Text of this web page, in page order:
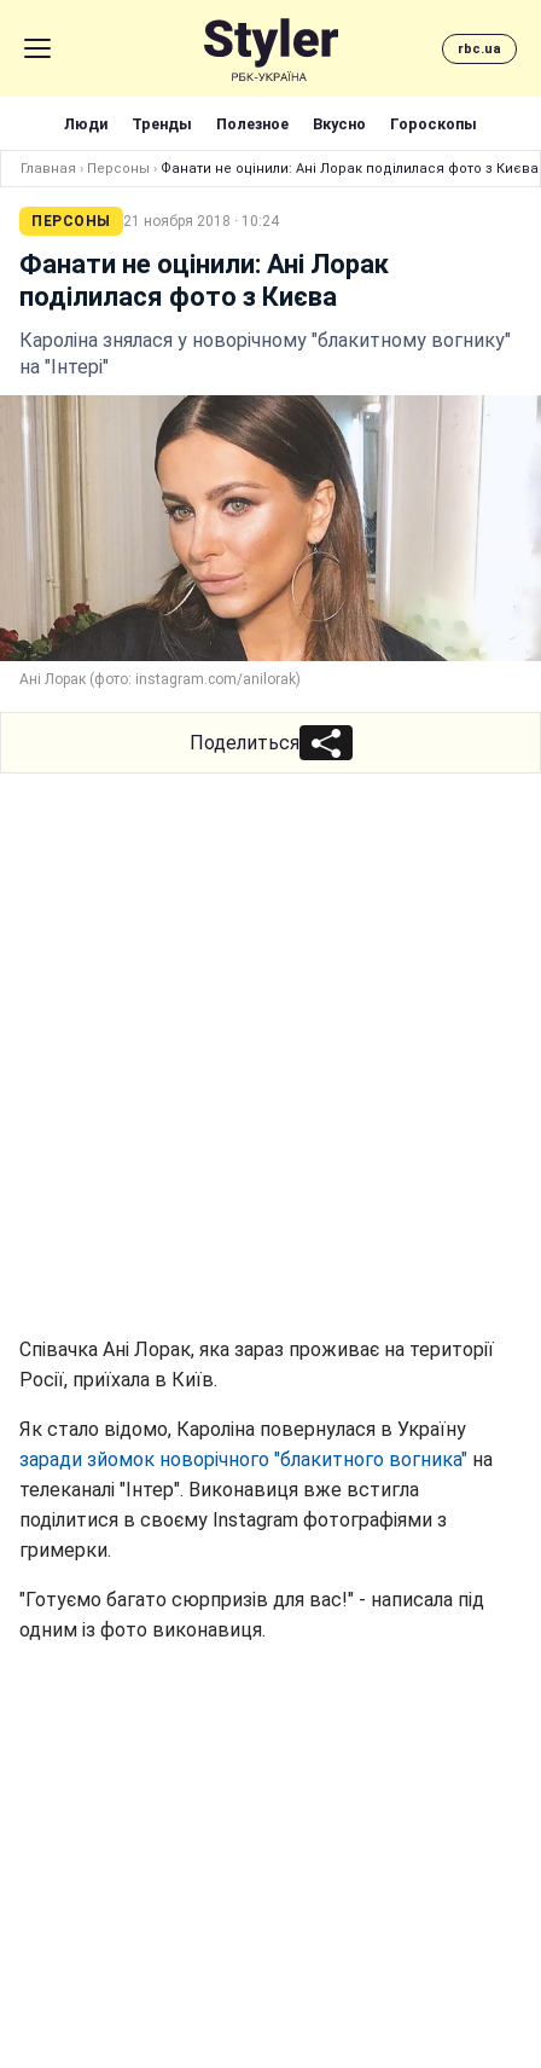
rbc.ua
Люди Тренды Полезное Вкусно Гороскопы
Главная › Персоны › Фанати не оцінили: Ані Лорак поділилася фото з Києва
ПЕРСОНЫ 21 ноября 2018 · 10:24
Фанати не оцінили: Ані Лорак
поділилася фото з Києва
Кароліна знялася у новорічному "блакитному вогнику"
на "Інтері"
Ані Лорак (фото: instagram.com/anilorak)
Поделиться
Співачка Ані Лорак, яка зараз проживає на території
Росії, приїхала в Київ.
Як стало відомо, Кароліна повернулася в Україну
заради зйомок новорічного "блакитного вогника" на
телеканалі "Інтер". Виконавиця вже встигла
поділитися в своєму Instagram фотографіями з
гримерки.
"Готуємо багато сюрпризів для вас!" - написала під
одним із фото виконавиця.